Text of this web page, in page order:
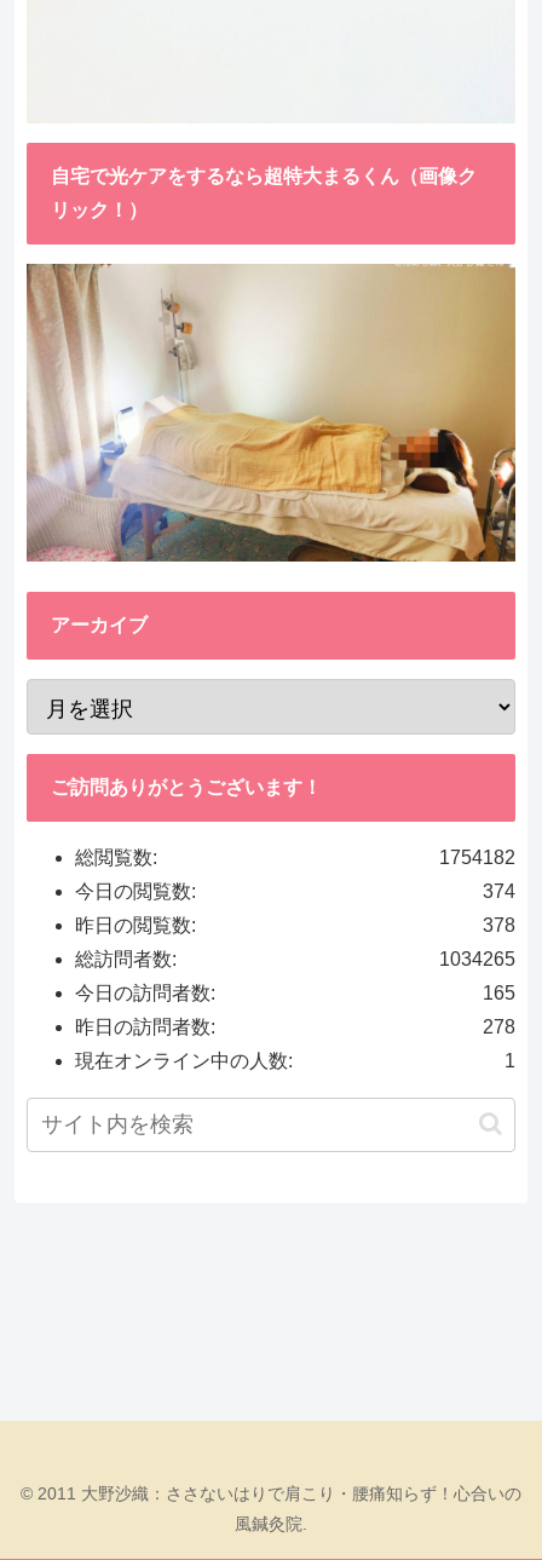
自宅で光ケアをするなら超特大まるくん（画像ク
リック！）
アーカイブ
ご訪問ありがとうございます！
1754182
総閲覧数:
374
今日の閲覧数:
378
昨日の閲覧数:
1034265
総訪問者数:
165
今日の訪問者数:
278
昨日の訪問者数:
1
現在オンライン中の人数:
© 2011 大野沙織：ささないはりで肩こり・腰痛知らず！心合いの
風鍼灸院.